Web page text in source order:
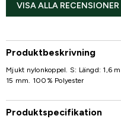
VISA ALLA RECENSIONER
Produktbeskrivning
Mjukt nylonkoppel. S: Längd: 1,6
15 mm. 100% Polyester
Produktspecifikation